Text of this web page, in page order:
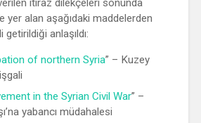
itiraz dilekçeleri sonunda
yer alan aşağıdaki maddelerden
anlaşıldı:
of northern Syria” – Kuzey
in the Syrian Civil War” –
yabancı müdahalesi